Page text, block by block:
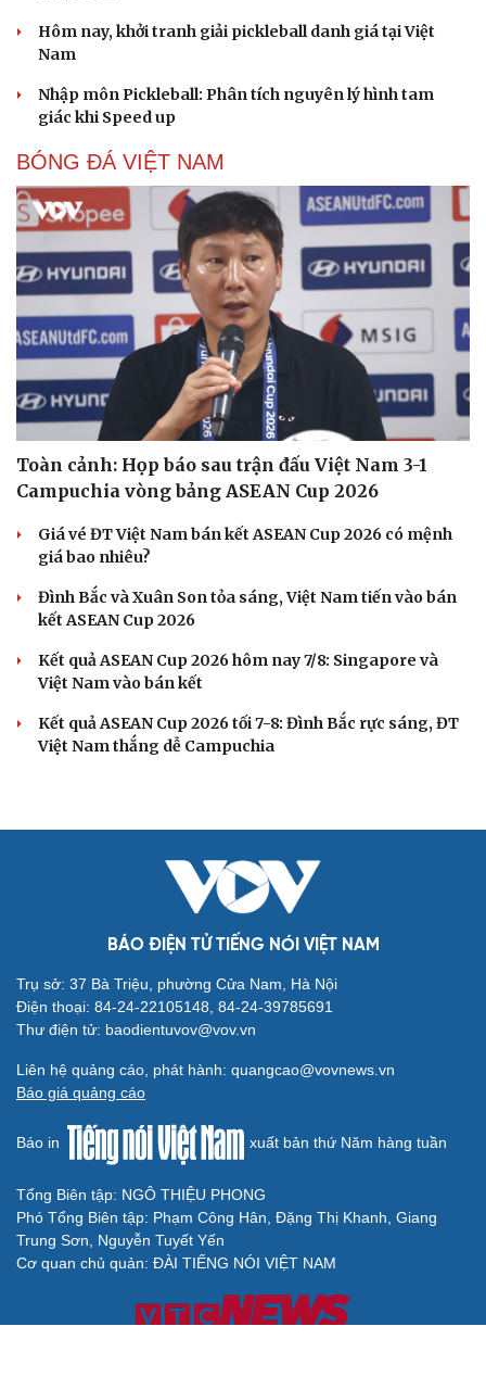
Cải chính
Hôm nay, khởi tranh giải pickleball danh giá tại Việt
Nam
Nhập môn Pickleball: Phân tích nguyên lý hình tam
giác khi Speed up
BÓNG ĐÁ VIỆT NAM
Toàn cảnh: Họp báo sau trận đấu Việt Nam 3-1
Campuchia vòng bảng ASEAN Cup 2026
Giá vé ĐT Việt Nam bán kết ASEAN Cup 2026 có mệnh
giá bao nhiêu?
Đình Bắc và Xuân Son tỏa sáng, Việt Nam tiến vào bán
kết ASEAN Cup 2026
Kết quả ASEAN Cup 2026 hôm nay 7/8: Singapore và
Việt Nam vào bán kết
Kết quả ASEAN Cup 2026 tối 7-8: Đình Bắc rực sáng, ĐT
Việt Nam thắng dễ Campuchia
BÁO ĐIỆN TỬ TIẾNG NÓI VIỆT NAM
Trụ sở: 37 Bà Triệu, phường Cửa Nam, Hà Nội
Điện thoại: 84-24-22105148, 84-24-39785691
Thư điện tử: baodientuvov@vov.vn
Liên hệ quảng cáo, phát hành: quangcao@vovnews.vn
Báo giá quảng cáo
Báo in xuất bản thứ Năm hàng tuần
Tổng Biên tập: NGÔ THIỆU PHONG
Phó Tổng Biên tập: Phạm Công Hân, Đặng Thị Khanh, Giang
Trung Sơn, Nguyễn Tuyết Yến
Cơ quan chủ quản: ĐÀI TIẾNG NÓI VIỆT NAM